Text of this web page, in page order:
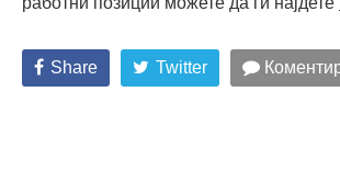
Share Twitter